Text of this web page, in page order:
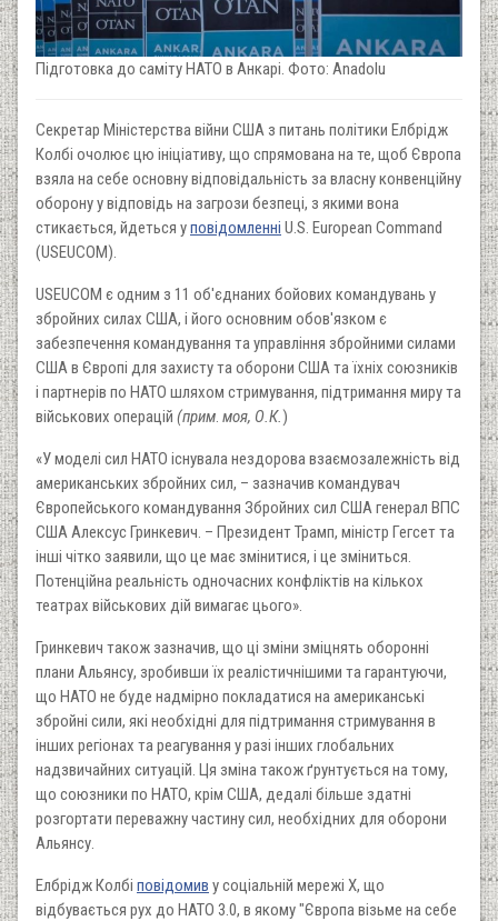
Підготовка до саміту НАТО в Анкарі. Фото: Anadolu
Секретар Міністерства війни США з питань політики Елбрідж
Колбі очолює цю ініціативу, що спрямована на те, щоб Європа
взяла на себе основну відповідальність за власну конвенційну
оборону у відповідь на загрози безпеці, з якими вона
стикається, йдеться уповідомленні U.S. European Command
(USEUCOM).
USEUCOM є одним з 11 об'єднаних бойових командувань у
збройних силах США, і його основним обов'язком є ​​
забезпечення командування та управління збройними силами
США в Європі для захисту та оборони США та їхніх союзників
і партнерів по НАТО шляхом стримування, підтримання миру та
військових операцій (прим моя, О.К.)
«У моделі сил НАТО існувала нездорова взаємозалежність від
американських збройних сил, – зазначив командувач
Європейського командування Збройних сил США генерал ВПС
США Алексус Гринкевич. – Президент Трамп, міністр Гегсет та
інші чітко заявили, що це має змінитися, і це зміниться.
Потенційна реальність одночасних конфліктів на кількох
театрах військових дій вимагає цього».
Гринкевич також зазначив, що ці зміни зміцнять оборонні
плани Альянсу, зробивши їх реалістичнішими та гарантуючи,
що НАТО не буде надмірно покладатися на американські
збройні сили, які необхідні для підтримання стримування в
інших регіонах та реагування у разі інших глобальних
надзвичайних ситуацій. Ця зміна також ґрунтується на тому,
що союзники по НАТО, крім США, дедалі більше здатні
розгортати переважну частину сил, необхідних для оборони
Альянсу.
Елбрідж Колбі повідомив у соціальній мережі Х, що
відбувається рух до НАТО 3.0, в якому "Європа візьме на себе